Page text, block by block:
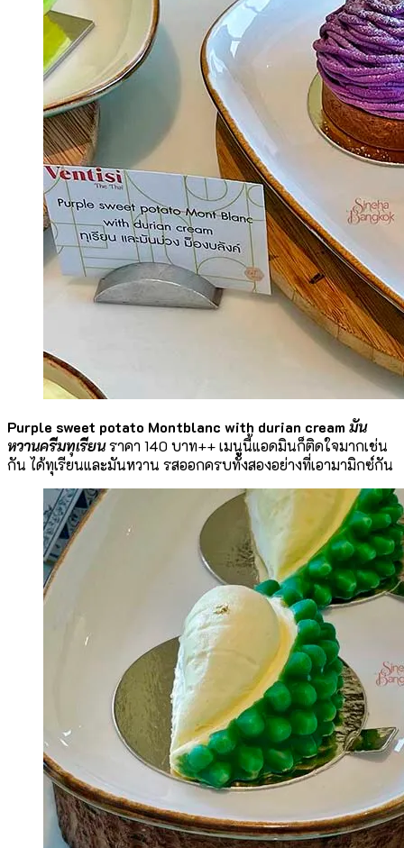
Purple sweet potato Montblanc with durian cream มัน
หวานครีมทุเรียนราคา 140 บาท++ เมนูนี้แอดมินก็ติดใจมากเช่น
กัน ได้ทุเรียนและมันหวาน รสออกครบทั้งสองอย่างที่เอามามิกซ์กัน